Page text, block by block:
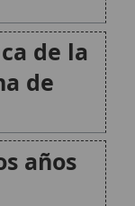
el
XX